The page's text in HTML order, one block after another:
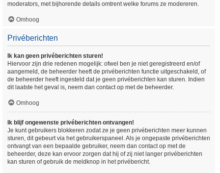
moderators, met bijhorende details omtrent welke forums ze modereren.
Omhoog
Privéberichten
Ik kan geen privéberichten sturen!
Hiervoor zijn drie redenen mogelijk: ofwel ben je niet geregistreerd en/of
aangemeld, de beheerder heeft de privéberichten functie uitgeschakeld, of
de beheerder heeft ingesteld dat je geen privéberichten kan sturen. Indien
dit laatste het geval is, neem dan contact op met de beheerder.
Omhoog
Ik blijf ongewenste privéberichten ontvangen!
Je kunt gebruikers blokkeren zodat ze je geen privéberichten meer kunnen
sturen, dit gebeurt via het gebruikerspaneel. Als je ongepaste privéberichten
ontvangt van een bepaalde gebruiker, neem dan contact op met de
beheerder, deze kan ervoor zorgen dat hij of zij niet langer privéberichten
kan sturen of gebruik de meldknop in het privébericht.